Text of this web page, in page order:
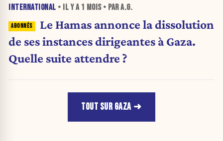
INTERNATIONAL • IL Y A 1 MOIS• PAR A.G.
Le Hamas annonce la dissolution
de ses instances dirigeantes à Gaza.
Quelle suite attendre ?
TOUT SUR GAZA